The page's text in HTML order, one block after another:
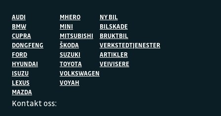
AUDI
BMW
CUPRA
DONGFENG
FORD
HYUNDAI
ISUZU
LEXUS
MAZDA
MHERO
MINI
MITSUBISHI
ŠKODA
SUZUKI
TOYOTA
VOLKSWAGEN
VOYAH
NY BIL
BILSKADE
BRUKTBIL
VERKSTEDTJENESTER
ARTIKLER
VEIVISERE
Kontakt oss: